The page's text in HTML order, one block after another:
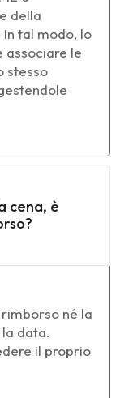
della
tal modo, lo
le
stesso
cena, è
né la
data.
il proprio